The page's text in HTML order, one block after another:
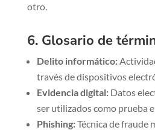
otro.
6. Glosario de
Delito informático:
través de dispositivos
Evidencia digital:Datos
ser utilizados como prueba
Phishing:Técnica de fraude